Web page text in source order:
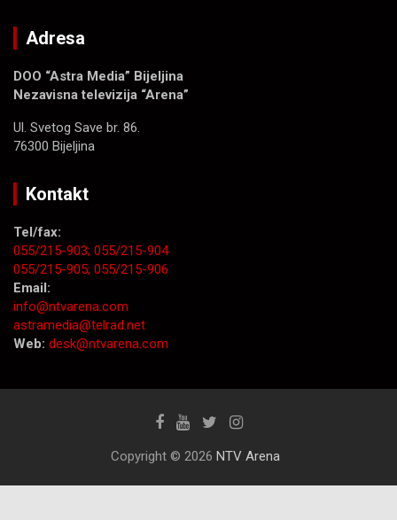
Adresa
DOO “Astra Media” Bijeljina
Nezavisna televizija “Arena”
Ul. Svetog Save br. 86.
76300 Bijeljina
Kontakt
Tel/fax:
055/215-903; 055/215-904
055/215-905; 055/215-906
Email:
info@ntvarena.com
astramedia@telrad.net
Web: desk@ntvarena.com
Copyright © 2026 NTV Arena